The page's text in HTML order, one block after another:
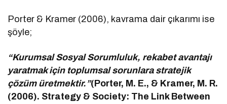
Porter & Kramer (2006), kavrama dair çıkarımı ise
şöyle;
“Kurumsal Sosyal Sorumluluk, rekabet avantajı
yaratmak için toplumsal sorunlara stratejik
çözüm üretmektir.”(Porter, M. E., & Kramer, M. R.
(2006). Strategy & Society: The Link Between